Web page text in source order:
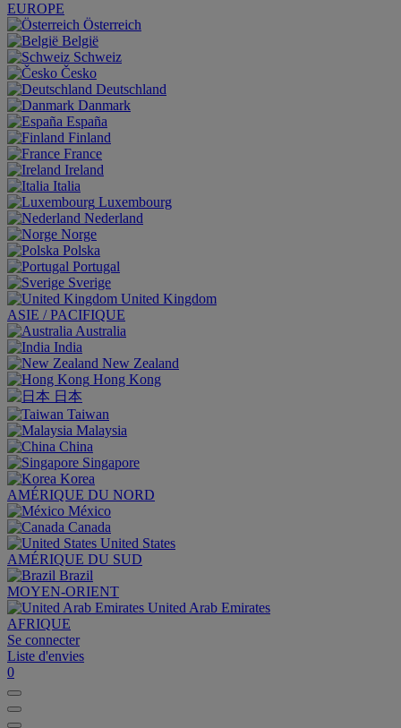
EUROPE
Österreich
België
Schweiz
Česko
Deutschland
Danmark
España
Finland
France
Ireland
Italia
Luxembourg
Nederland
Norge
Polska
Portugal
Sverige
United Kingdom
ASIE / PACIFIQUE
Australia
India
New Zealand
Hong Kong
日本
Taiwan
Malaysia
China
Singapore
Korea
AMÉRIQUE DU NORD
México
Canada
United States
AMÉRIQUE DU SUD
Brazil
MOYEN-ORIENT
United Arab Emirates
AFRIQUE
Se connecter
Liste d'envies
0